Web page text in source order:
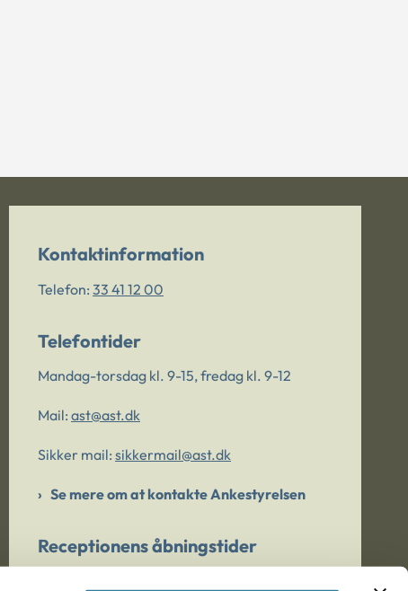
Kontaktinformation
Telefon: 33 41 12 00
Telefontider
Mandag-torsdag kl. 9-15, fredag kl. 9-12
Mail: ast@ast.dk
Sikker mail: sikkermail@ast.dk
Se mere om at kontakte Ankestyrelsen
Receptionens åbningstider